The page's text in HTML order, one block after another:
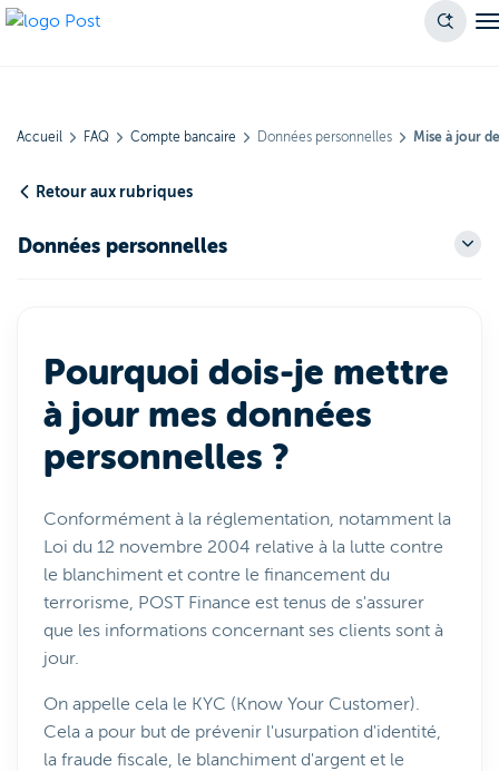
Accueil FAQ Compte bancaire Données personnelles Mise à jour
Retour aux rubriques
Données personnelles
Pourquoi dois-je mettre
à jour mes données
personnelles ?
Conformément à la réglementation, notamment la
Loi du 12 novembre 2004 relative à la lutte contre
le blanchiment et contre le financement du
terrorisme, POST Finance est tenus de s'assurer
que les informations concernant ses clients sont à
jour.
On appelle cela le KYC (Know Your Customer).
Cela a pour but de prévenir l'usurpation d'identité,
la fraude fiscale, le blanchiment d'argent et le